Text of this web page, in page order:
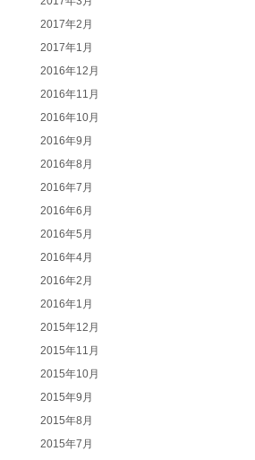
2017年2月
2017年1月
2016年12月
2016年11月
2016年10月
2016年9月
2016年8月
2016年7月
2016年6月
2016年5月
2016年4月
2016年2月
2016年1月
2015年12月
2015年11月
2015年10月
2015年9月
2015年8月
2015年7月